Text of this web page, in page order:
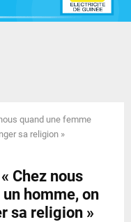
quand une femme
sa religion »
Chez nous
homme, on
sa religion »